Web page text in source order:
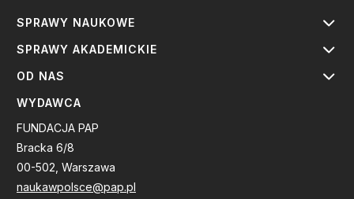
SPRAWY NAUKOWE
SPRAWY AKADEMICKIE
OD NAS
WYDAWCA
FUNDACJA PAP
Bracka 6/8
00-502, Warszawa
naukawpolsce@pap.pl